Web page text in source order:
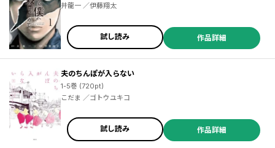
井龍一 ／伊藤翔太
試し読み 作品詳細
夫のちんぽが入らない
1-5巻 (720pt)
こだま ／ゴトウユキコ
試し読み 作品詳細